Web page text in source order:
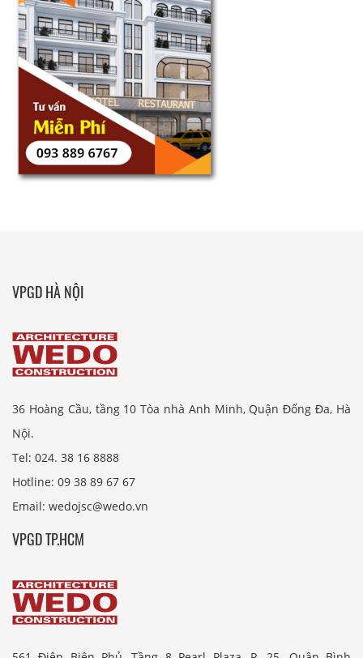
VPGD HÀ NỘI
36 Hoàng Cầu, tầng 10 Tòa nhà Anh Minh, Quận Đống Đa, Hà
Nội.
Tel: 024. 38 16 8888
Hotline: 09 38 89 67 67
Email: wedojsc@wedo.vn
VPGD TP.HCM